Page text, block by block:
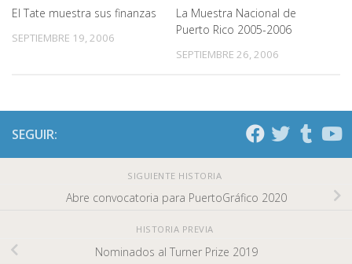
El Tate muestra sus finanzas
SEPTIEMBRE 19, 2006
La Muestra Nacional de
Puerto Rico 2005-2006
SEPTIEMBRE 26, 2006
SEGUIR:
SIGUIENTE HISTORIA
Abre convocatoria para PuertoGráfico 2020
HISTORIA PREVIA
Nominados al Turner Prize 2019